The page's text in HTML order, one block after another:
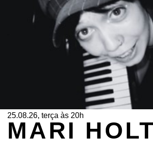
25.08.26, terça às 20h
MARI